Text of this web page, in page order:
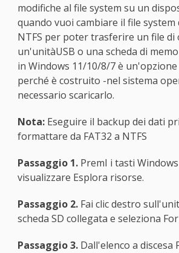
modifiche al file system su un
quando vuoi cambiare il file system
NTFS per poter trasferire un file di
un'unitàUSB o una scheda di
in Windows 11/10/8/7 è
perché è costruito -nel sistema
necessario scaricarlo.
Nota:Eseguire il backup dei dati
formattare da FAT32 a NTFS
Passaggio 1. PremI i tasti
visualizzare Esplora risorse.
Passaggio 2. Fai clic destro
scheda SD collegata e seleziona
Passaggio 3. Dall'elenco a discesa